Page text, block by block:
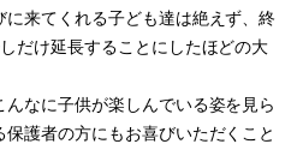
来てくれる子ども達は絶えず、終
だけ延長することにしたほどの大
なに子供が楽しんでいる姿を見ら
護者の方にもお喜びいただくこと